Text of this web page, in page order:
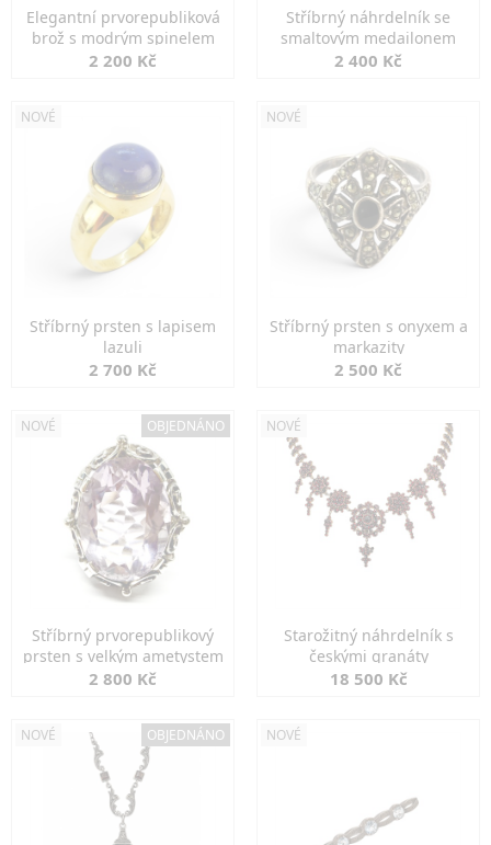
Elegantní prvorepubliková
brož s modrým spinelem
2 200 Kč
Stříbrný náhrdelník se
smaltovým medailonem
2 400 Kč
NOVÉ
Stříbrný prsten s lapisem
lazuli
2 700 Kč
NOVÉ
Stříbrný prsten s onyxem a
markazity
2 500 Kč
NOVÉ OBJEDNÁNO
Stříbrný prvorepublikový
prsten s velkým ametystem
2 800 Kč
NOVÉ
Starožitný náhrdelník s
českými granáty
18 500 Kč
NOVÉ OBJEDNÁNO NOVÉ